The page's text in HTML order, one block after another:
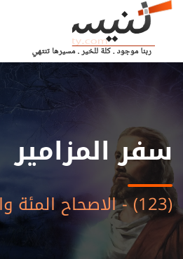
سفر المزامير
(123) - الاصحاح المئة والثالث والعشرون